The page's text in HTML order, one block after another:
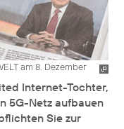
am 8. Dezember
Internet-Tochter,
5G-Netz aufbauen
Sie zur